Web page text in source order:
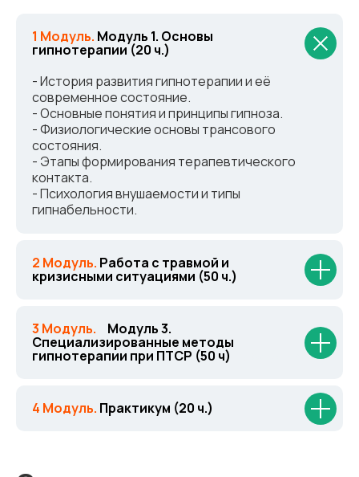
1 Модуль. Модуль 1. Основы
гипнотерапии (20 ч.)
- История развития гипнотерапии и её
современное состояние.
- Основные понятия и принципы гипноза.
- Физиологические основы трансового
состояния.
- Этапы формирования терапевтического
контакта.
- Психология внушаемости и типы
гипнабельности.
2 Модуль. Работа с травмой и
кризисными ситуациями (50 ч.)
3 Модуль. Модуль 3.
Специализированные методы
гипнотерапии при ПТСР (50 ч)
4 Модуль. Практикум (20 ч.)